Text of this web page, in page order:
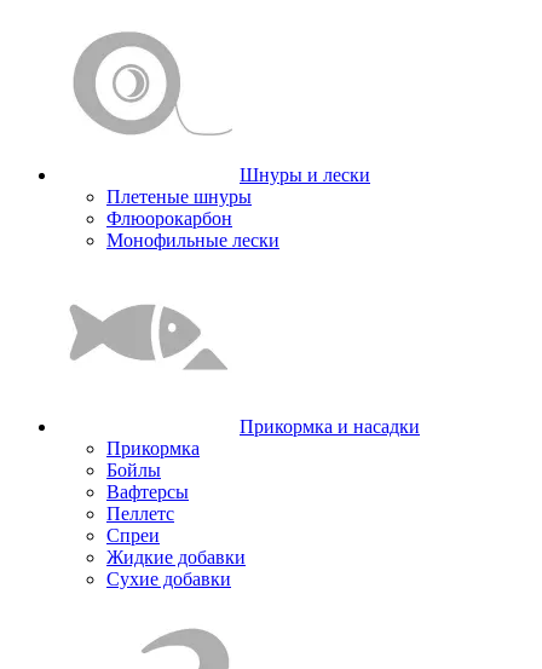
Шнуры и лески
Плетеные шнуры
Флюорокарбон
Монофильные лески
Прикормка и насадки
Прикормка
Бойлы
Вафтерсы
Пеллетс
Спреи
Жидкие добавки
Сухие добавки